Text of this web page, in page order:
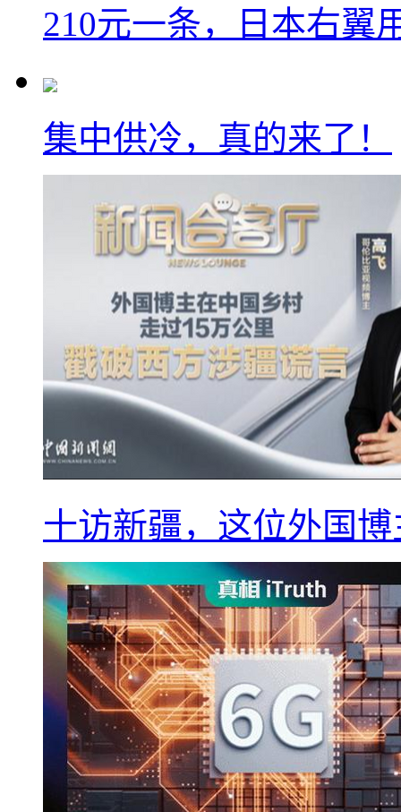
210元一条，日本右翼
集中供冷，真的来了！
十访新疆，这位外国